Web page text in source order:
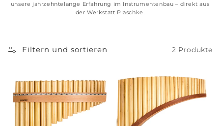
e
o
i
e
unsere jahrzehntelange Erfahrung im Instrumentenbau – direkt aus
der Werkstatt Plaschke.
Filtern und sortieren 2 Produkte